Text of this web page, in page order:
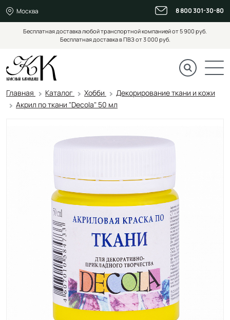
Москва 8 800 301-30-80
Бесплатная доставка любой транспортной компанией от 5 900 руб.
Бесплатная доставка в ПВЗ от 3 000 руб.
Главная Каталог Хобби
Декорирование ткани и кожи
Акрил по ткани "Decola" 50 мл